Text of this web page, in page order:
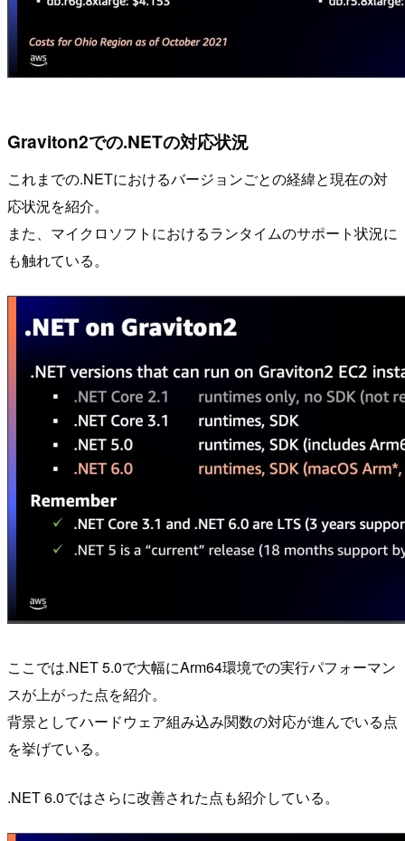
Graviton2での.NETの対応状況
これまでの.NETにおけるバージョンごとの経緯と現在の対
応状況を紹介。
また、マイクロソフトにおけるランタイムのサポート状況に
も触れている。
ここでは.NET 5.0で大幅にArm64環境での実行パフォーマン
スが上がった点を紹介。
背景としてハードウェア組み込み関数の対応が進んでいる点
を挙げている。
.NET 6.0ではさらに改善された点も紹介している。